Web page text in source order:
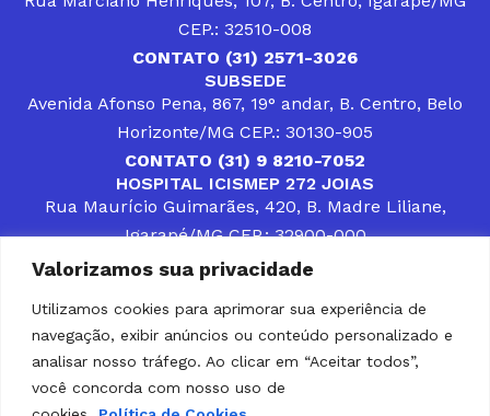
Valorizamos sua privacidade
Utilizamos cookies para aprimorar sua experiência de
navegação, exibir anúncios ou conteúdo personalizado e
analisar nosso tráfego. Ao clicar em “Aceitar todos”,
você concorda com nosso uso de
CEP.: 32510-008
CONTATO (31) 2571-3026
SUBSEDE
Avenida Afonso Pena, 867, 19° andar, B. Centro, Belo
Horizonte/MG CEP.: 30130-905
CONTATO (31) 9 8210-7052
HOSPITAL ICISMEP 272 JOIAS
Rua Maurício Guimarães, 420, B. Madre Liliane,
Igarapé/MG CEP.: 32900-000
CONTATOS (31) 3512-4400 ou (31) 9 8309-8660
DESENVOLVER SOLUÇÕES, AÇÕES E SERVIÇOS
PÚBLICOS QUE COMPLEMENTEM A ASSISTÊNCIA À
POPULAÇÃO DA REGIÃO EM QUE ATUA, SENDO
PARCEIRO DOS MUNICÍPIOS CONSORCIADOS NA
SOLUÇÃO DE DIFICULDADES ENFRENTADAS POR
GESTORES MUNICIPAIS, É O COMPROMISSO DO
ICISMEP.